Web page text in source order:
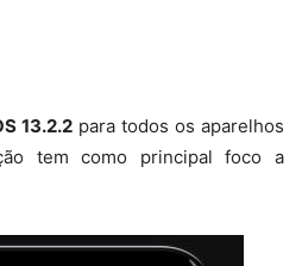
13.2.2para todos os aparelhos
tem como principal foco a